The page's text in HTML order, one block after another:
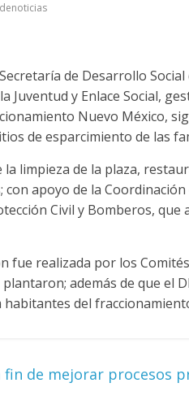
de Desarrollo
Juventud y Enlace Social,
Nuevo México,
de esparcimiento de las
la limpieza de la plaza,
con apoyo de la
Civil y Bomberos,
fue realizada por los
además de que el
del
fin de mejorar procesos